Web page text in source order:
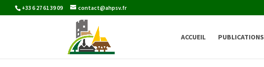
+33 6 27 61 39 09 contact@ahpsv.fr
ACCUEIL PUBLICATIONS